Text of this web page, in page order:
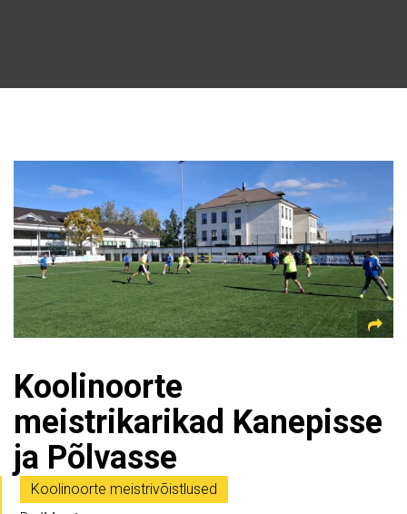
Koolinoorte
meistrikarikad Kanepisse
ja Põlvasse
Koolinoorte meistrivõistlused